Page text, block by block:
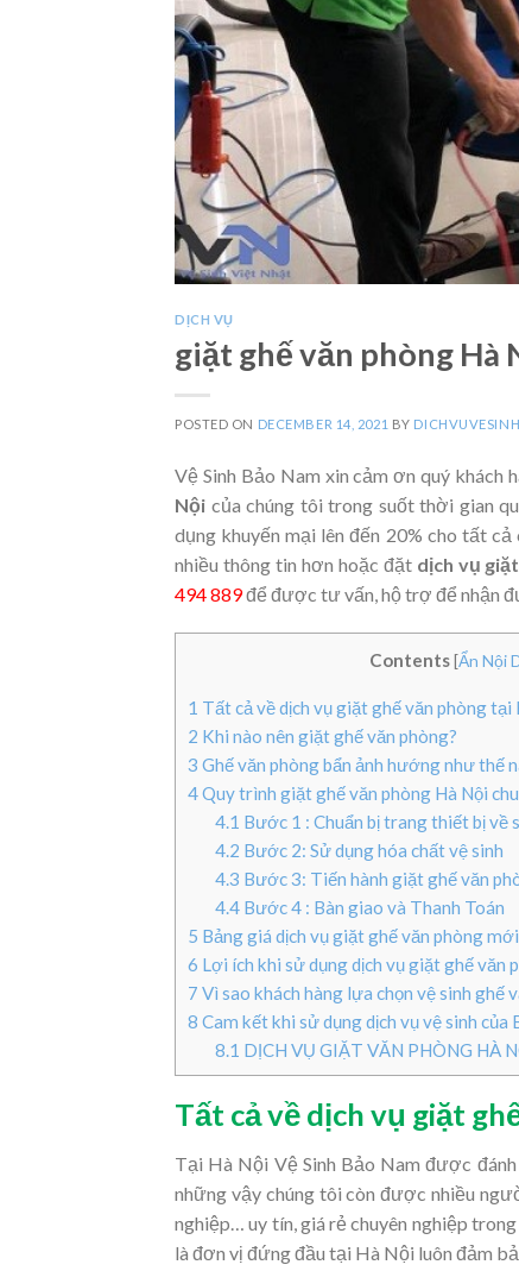
DỊCH VỤ
giặt ghế văn phòng Hà
POSTED ON DECEMBER 14, 2021 BY
Vệ Sinh Bảo Nam xin cảm ơn quý
Nội của chúng tôi trong suốt thời gian
dụng khuyến mại lên đến 20% cho tất
nhiều thông tin hơn hoặc đặt dịch vụ
494 889để được tư vấn, hộ trợ để nhận
Contents[Ẩn Nội
1 Tất cả về dịch vụ giặt ghế văn phòng tại
2 Khi nào nên giặt ghế văn phòng?
3 Ghế văn phòng bẩn ảnh hướng như thế
4Quy trình giặt ghế văn phòng Hà Nội
4.1 Bước 1 : Chuẩn bị trang thiết bị về
4.2 Bước 2: Sử dụng hóa chất vệ sinh
4.3 Bước 3: Tiến hành giặt ghế văn
4.4Bước 4 : Bàn giao và Thanh Toán
5 Bảng giá dịch vụ giặt ghế văn phòng
6 Lợi ích khi sử dụng dịch vụ giặt ghế văn
7 Vì sao khách hàng lựa chọn vệ sinh ghế
8 Cam kết khi sử dụng dịch vụ vệ sinh của
8.1 DỊCH VỤ GIẶT VĂN PHÒNG HÀ
Tất cả về dịch vụ giặt
Tại Hà Nội Vệ Sinh Bảo Nam được
những vậy chúng tôi còn được nhiều
nghiệp… uy tín, giá rẻ chuyên nghiệp
là đơn vị đứng đầu tại Hà Nội luôn đảm